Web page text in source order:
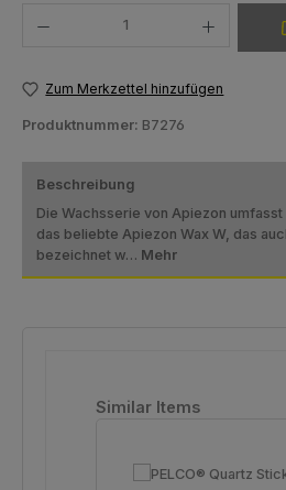
Zum Merkzettel hinzufügen
Produktnummer: B7276
Beschreibung
Die Wachsserie von Apiezon
das beliebte Apiezon Wax W, das
bezeichnet w… Mehr
Produktgalerie überspringen
Similar Items